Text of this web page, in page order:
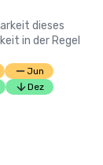
dieses
in der Regel
Jun
Dez